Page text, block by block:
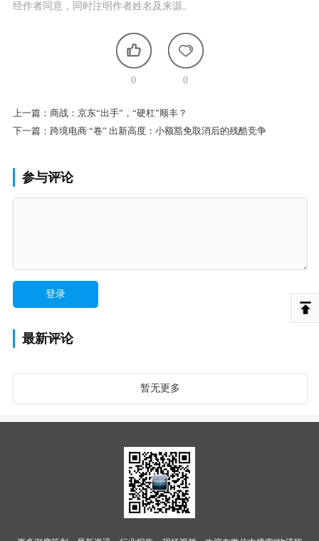
经作者同意，同时注明作者姓名及来源。
0 0
上一篇： 商战：京东“出手”，“硬杠”顺丰？
下一篇： 跨境电商 “卷” 出新高度：小额豁免取消后的残酷竞争
参与评论
最新评论
暂无更多